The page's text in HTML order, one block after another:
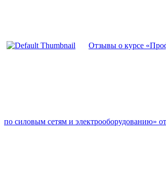
Отзывы о курсе
по силовым сетям и электрооборудованию»